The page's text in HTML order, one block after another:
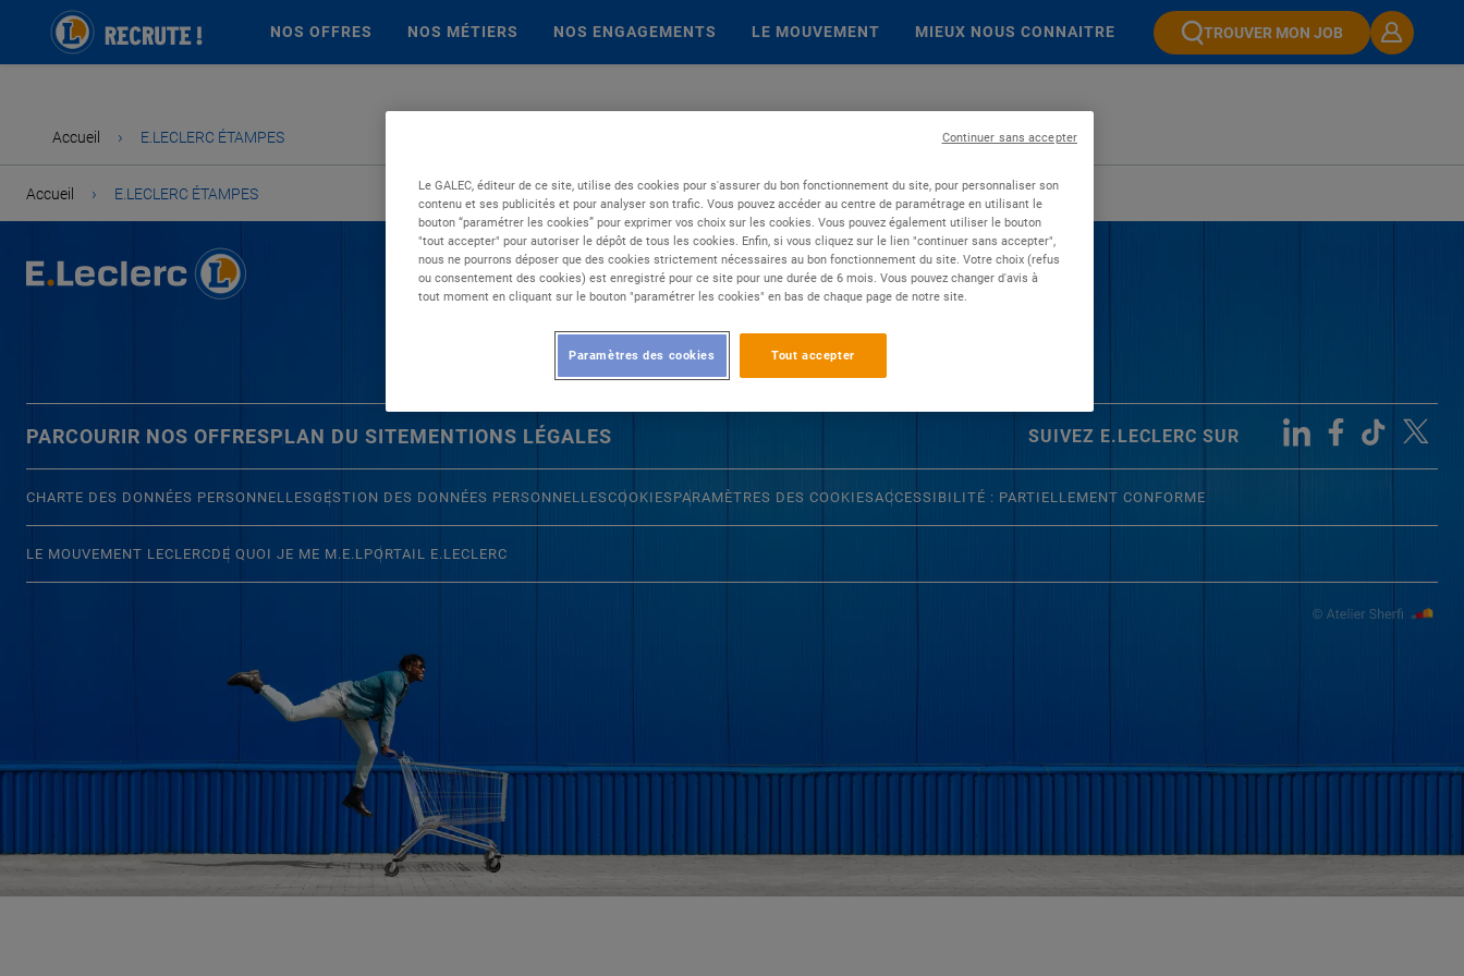
NOS OFFRES NOS MÉTIERS NOS ENGAGEMENTS LE MOUVEMENT MIEUX NOUS CONNAITRE TROUVER MON JOB
Accueil › E.LECLERC ÉTAMPES
Accueil › E.LECLERC ÉTAMPES
PARCOURIR NOS OFFRESPLAN DU SITEMENTIONS LÉGALES SUIVEZ E.LECLERC SUR
CHARTE DES DONNÉES PERSONNELLESGESTION DES DONNÉES PERSONNELLESCOOKIES PARAMÈTRES DES COOKIESACCESSIBILITÉ : PARTIELLEMENT CONFORME
LE MOUVEMENT LECLERCDE QUOI JE ME M.E.LPORTAIL E.LECLERC
Le GALEC, éditeur de ce site, utilise des cookies pour s'assurer du bon fonctionnement du site, pour personnaliser son
contenu et ses publicités et pour analyser son trafic. Vous pouvez accéder au centre de paramétrage en utilisant le
bouton “paramétrer les cookies” pour exprimer vos choix sur les cookies. Vous pouvez également utiliser le bouton
"tout accepter" pour autoriser le dépôt de tous les cookies. Enfin, si vous cliquez sur le lien "continuer sans accepter",
nous ne pourrons déposer que des cookies strictement nécessaires au bon fonctionnement du site. Votre choix (refus
ou consentement des cookies) est enregistré pour ce site pour une durée de 6 mois. Vous pouvez changer d'avis à
tout moment en cliquant sur le bouton "paramétrer les cookies" en bas de chaque page de notre site.
Tout accepter
Paramètres des cookies
Continuer sans accepter